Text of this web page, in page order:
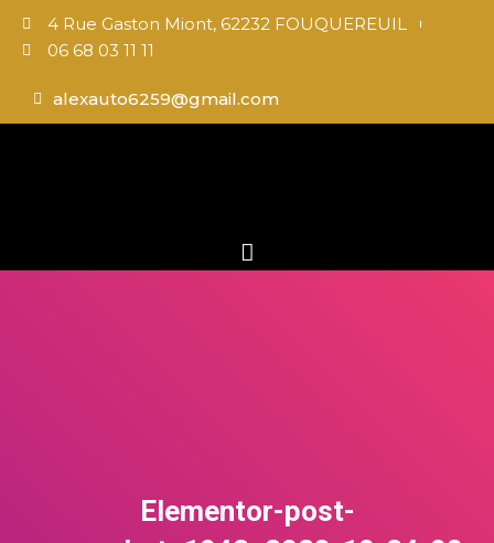
4 Rue Gaston Miont, 62232 FOUQUEREUIL
06 68 03 11 11
alexauto6259@gmail.com
Elementor-post-